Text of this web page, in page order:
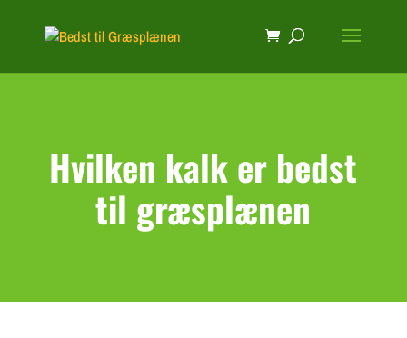
Hvilken kalk er bedst
til græsplænen